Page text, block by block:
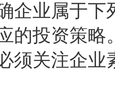
企业属于下
的投资策略
须关注企业